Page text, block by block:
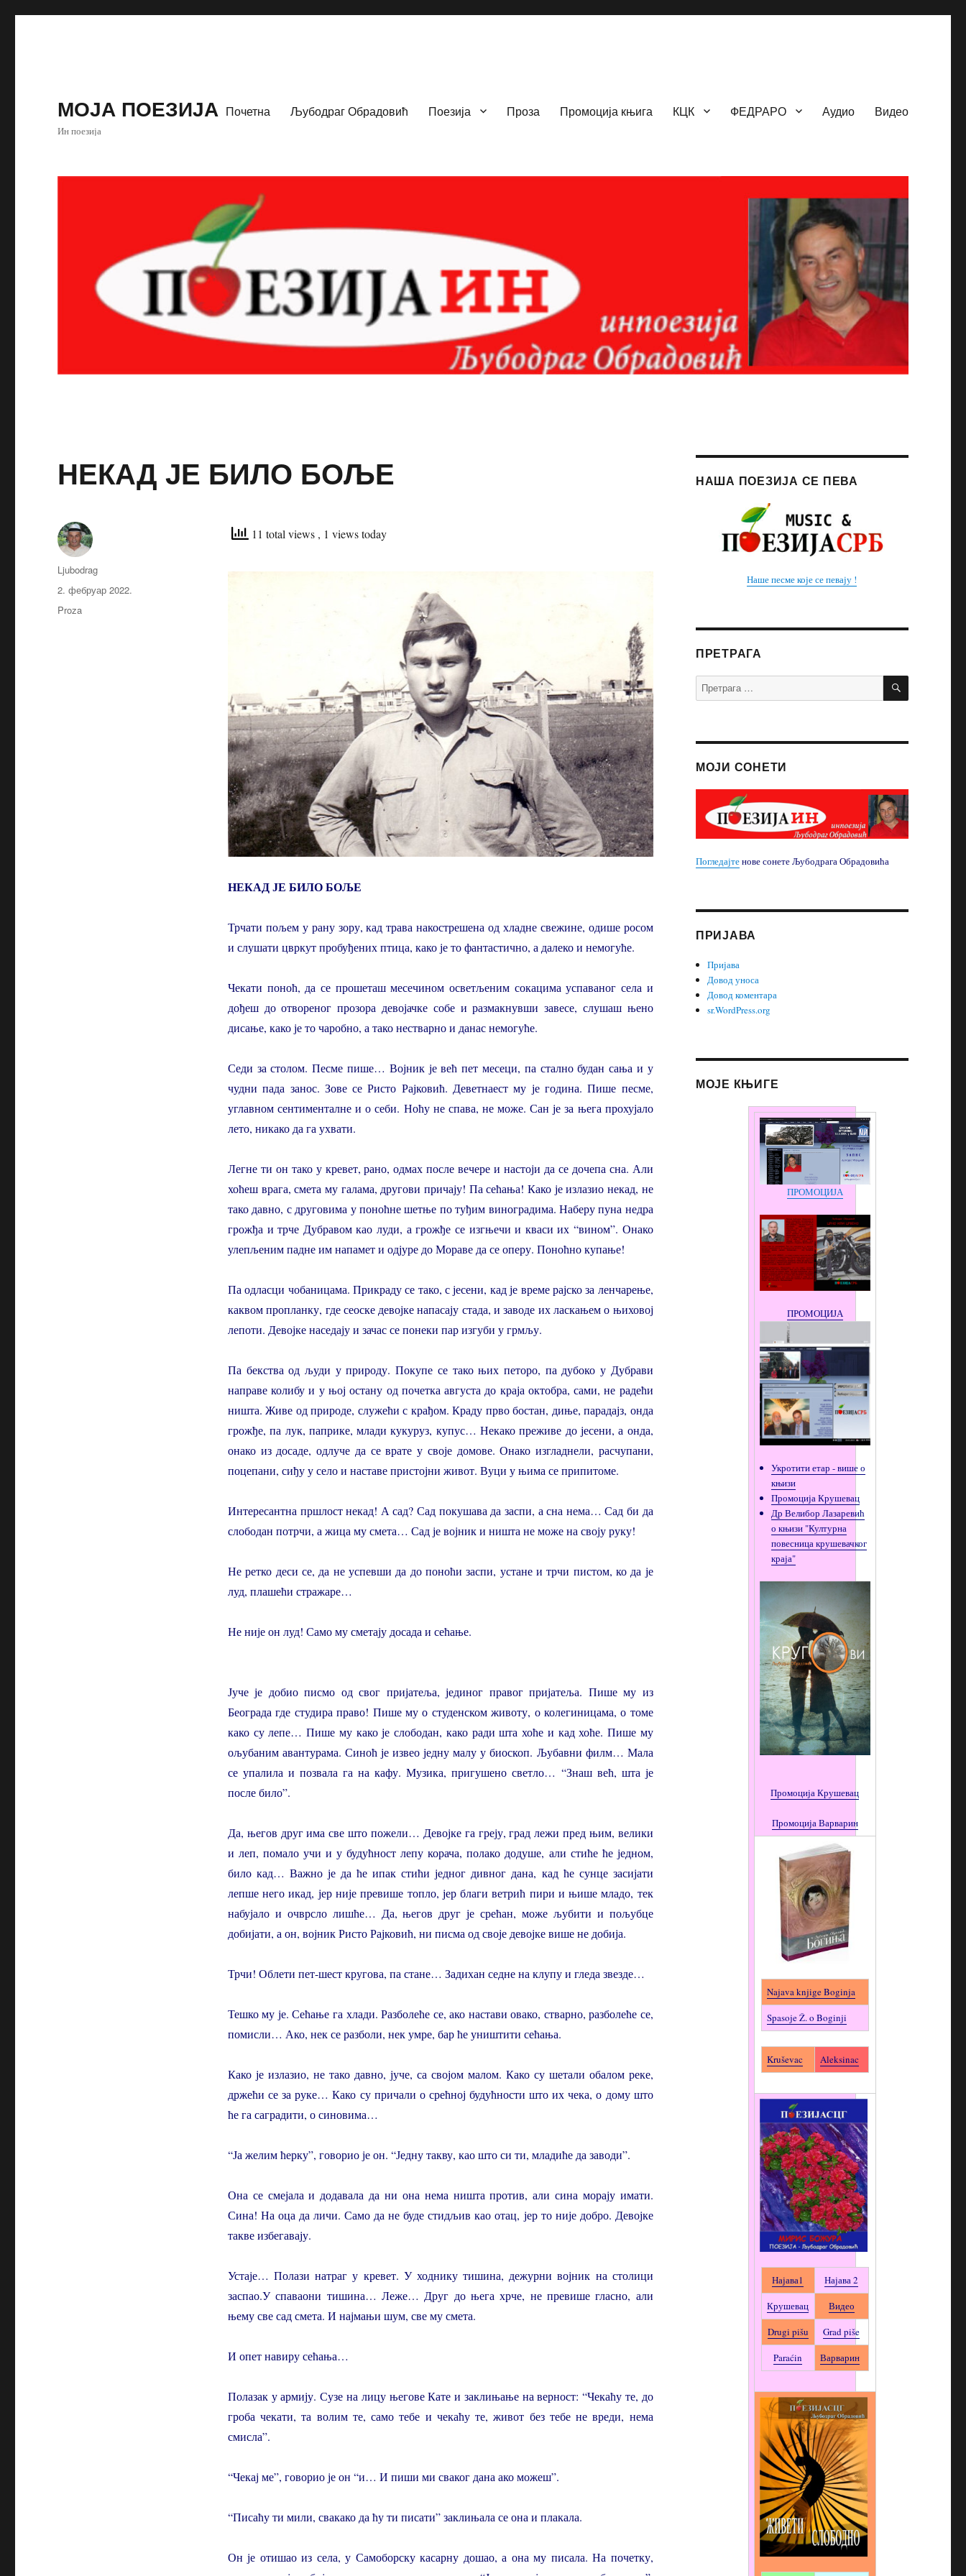
МОЈА ПОЕЗИЈА
Ин поезија
Почетна Љубодраг Обрадовић Поезија Проза Промоција књига КЦК ФЕДРАРО Аудио Видео
НЕКАД ЈЕ БИЛО БОЉЕ
11 total views , 1 views today
НЕКАД ЈЕ БИЛО БОЉЕ
Трчати пољем у рану зору, кад трава накострешена од хладне свежине, одише росом
и слушати цвркут пробуђених птица, како је то фантастично, а далеко и немогуће.
Чекати поноћ, да се прошеташ месечином осветљеним сокацима успаваног села и
дођеш до отвореног прозора девојачке собе и размакнувши завесе, слушаш њено
дисање, како је то чаробно, а тако нестварно и данас немогуће.
Седи за столом. Песме пише… Војник је већ пет месеци, па стално будан сања и у
чудни пада занос. Зове се Ристо Рајковић. Деветнаест му је година. Пише песме,
углавном сентименталне и о себи. Ноћу не спава, не може. Сан је за њега прохујало
лето, никако да га ухвати.
Легне ти он тако у кревет, рано, одмах после вечере и настоји да се дочепа сна. Али
хоћеш врага, смета му галама, другови причају! Па сећања! Како је излазио некад, не
тако давно, с друговима у поноћне шетње по туђим виноградима. Наберу пуна недра
грожђа и трче Дубравом као луди, а грожђе се изгњечи и кваси их “вином”. Онако
улепљеним падне им напамет и одјуре до Мораве да се оперу. Поноћно купање!
Па одласци чобаницама. Прикраду се тако, с јесени, кад је време рајско за ленчарење,
каквом пропланку, где сеоске девојке напасају стада, и заводе их ласкањем о њиховој
лепоти. Девојке наседају и зачас се понеки пар изгуби у грмљу.
Па бекства од људи у природу. Покупе се тако њих петоро, па дубоко у Дубрави
направе колибу и у њој остану од почетка августа до краја октобра, сами, не радећи
ништа. Живе од природе, служећи с крађом. Краду прво бостан, диње, парадајз, онда
грожђе, па лук, паприке, млади кукуруз, купус… Некако преживе до јесени, а онда,
онако из досаде, одлуче да се врате у своје домове. Онако изгладнели, расчупани,
поцепани, сиђу у село и наставе пристојни живот. Вуци у њима се припитоме.
Интересантна пршлост некад! А сад? Сад покушава да заспи, а сна нема… Сад би да
слободан потрчи, а жица му смета… Сад је војник и ништа не може на своју руку!
Не ретко деси се, да не успевши да до поноћи заспи, устане и трчи пистом, ко да је
луд, плашећи стражаре…
Не није он луд! Само му сметају досада и сећање.
Јуче је добио писмо од свог пријатеља, јединог правог пријатеља. Пише му из
Београда где студира право! Пише му о студенском животу, о колегиницама, о томе
како су лепе… Пише му како је слободан, како ради шта хоће и кад хоће. Пише му
ољубаним авантурама. Синоћ је извео једну малу у биоскоп. Љубавни филм… Мала
се упалила и позвала га на кафу. Музика, пригушено светло… “Знаш већ, шта је
после било”.
Да, његов друг има све што пожели… Девојке га греју, град лежи пред њим, велики
и леп, помало учи и у будућност лепу корача, полако додуше, али стиће ће једном,
било кад… Важно је да ће ипак стићи једног дивног дана, кад ће сунце засијати
лепше него икад, јер није превише топло, јер благи ветрић пири и њише младо, тек
набујало и очврсло лишће… Да, његов друг је срећан, може љубити и пољубце
добијати, а он, војник Ристо Рајковић, ни писма од своје девојке више не добија.
Трчи! Облети пет-шест кругова, па стане… Задихан седне на клупу и гледа звезде…
Тешко му је. Сећање га хлади. Разболеће се, ако настави овако, стварно, разболеће се,
помисли… Ако, нек се разболи, нек умре, бар ће уништити сећања.
Како је излазио, не тако давно, јуче, са својом малом. Како су шетали обалом реке,
држећи се за руке… Како су причали о срећној будућности што их чека, о дому што
ће га саградити, о синовима…
“Ја желим ћерку”, говорио је он. “Једну такву, као што си ти, младиће да заводи”.
Она се смејала и додавала да ни она нема ништа против, али сина морају имати.
Сина! На оца да личи. Само да не буде стидљив као отац, јер то није добро. Девојке
такве избегавају.
Устаје… Полази натраг у кревет. У ходнику тишина, дежурни војник на столици
заспао.У спаваони тишина… Леже… Друг до њега хрче, не превише гласно, али
њему све сад смета. И најмањи шум, све му смета.
И опет навиру сећања…
Полазак у армију. Сузе на лицу његове Кате и заклињање на верност: “Чекаћу те, до
гроба чекати, та волим те, само тебе и чекаћу те, живот без тебе не вреди, нема
смисла”.
“Чекај ме”, говорио је он “и… И пиши ми сваког дана ако можеш”.
“Писаћу ти мили, свакако да ћу ти писати” заклињала се она и плакала.
Он је отишао из села, у Самоборску касарну дошао, а она му писала. На почетку,
Аутор
Ljubodrag
Објављено
2. фебруар 2022.
Категорије
Proza
НАША ПОЕЗИЈА СЕ ПЕВА
Наше песме које се певају !
ПРЕТРАГА
Претрага
за:
ПРЕТРАЖИ
МОЈИ СОНЕТИ
Погледајтенове сонете Љубодрага Обрадовића
ПРИЈАВА
Пријава
Довод уноса
Довод коментара
sr.WordPress.org
МОЈЕ КЊИГЕ
ПРОМОЦИЈА
ПРОМОЦИЈА
Укротити етар - више о
књизи
Промоција Крушевац
Др Велибор Лазаревић
о књизи "Културна
повесница крушевачког
краја"
Промоција Крушевац
ПромоцијаВарварин
Najava knjige Boginja
Spasoje Ž. o Boginji
Kruševac Aleksinac
Најава1
Најава 2
Крушевац
Видео
Drugi pišu
Grad piše
Paraćin
Варварин